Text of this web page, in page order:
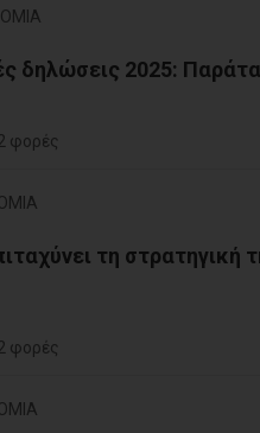
δηλώσεις 2025:
φορές
τη στρατηγική
φορές